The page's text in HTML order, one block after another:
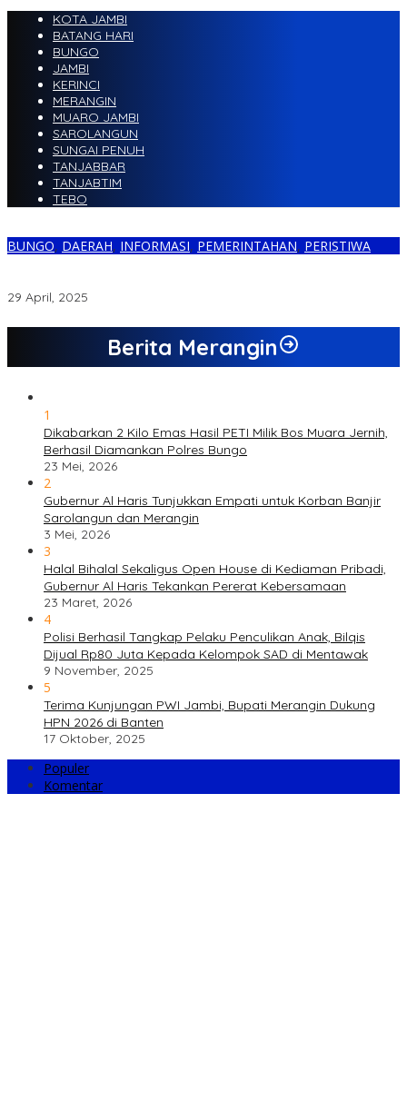
KOTA JAMBI
BATANG HARI
BUNGO
JAMBI
KERINCI
MERANGIN
MUARO JAMBI
SAROLANGUN
SUNGAI PENUH
TANJABBAR
TANJABTIM
TEBO
BUNGO, DAERAH, INFORMASI, PEMERINTAHAN, PERISTIWA
29 April, 2025
Berita Merangin
1
Dikabarkan 2 Kilo Emas Hasil PETI Milik Bos Muara Jernih,
Berhasil Diamankan Polres Bungo
23 Mei, 2026
2
Gubernur Al Haris Tunjukkan Empati untuk Korban Banjir
Sarolangun dan Merangin
3 Mei, 2026
3
Halal Bihalal Sekaligus Open House di Kediaman Pribadi,
Gubernur Al Haris Tekankan Pererat Kebersamaan
23 Maret, 2026
4
Polisi Berhasil Tangkap Pelaku Penculikan Anak, Bilqis
Dijual Rp80 Juta Kepada Kelompok SAD di Mentawak
9 November, 2025
5
Terima Kunjungan PWI Jambi, Bupati Merangin Dukung
HPN 2026 di Banten
17 Oktober, 2025
Populer
Komentar